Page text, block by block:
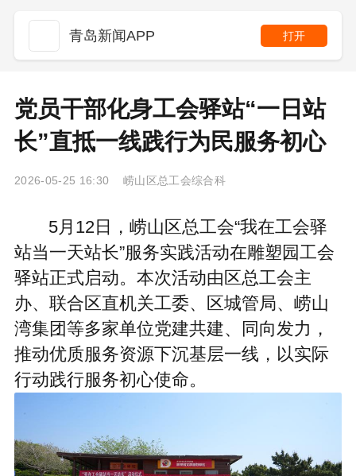
青岛新闻APP 打开
党员干部化身工会驿站“一日站
长”直抵一线践行为民服务初心
2026-05-25 16:30 崂山区总工会综合科
5月12日，崂山区总工会“我在工会驿
站当一天站长”服务实践活动在雕塑园工会
驿站正式启动。本次活动由区总工会主
办、联合区直机关工委、区城管局、崂山
湾集团等多家单位党建共建、同向发力，
推动优质服务资源下沉基层一线，以实际
行动践行服务初心使命。